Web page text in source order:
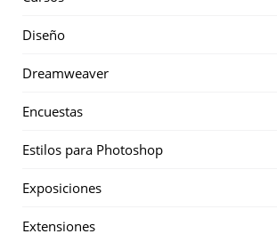
Diseño
Dreamweaver
Encuestas
Estilos para Photoshop
Exposiciones
Extensiones